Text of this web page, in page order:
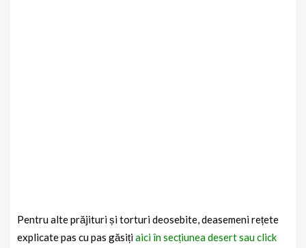
Pentru alte prăjituri și torturi deosebite, deasemeni rețete
explicate pas cu pas găsițiaici în secțiunea desert sau click